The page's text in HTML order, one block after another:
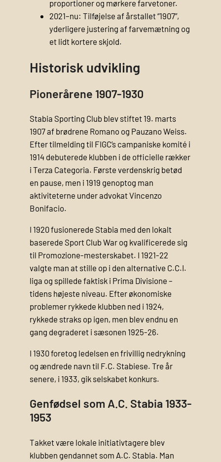
proportioner og mørkere farvetoner.
2021–nu: Tilføjelse af årstallet “1907”,
yderligere justering af farvemætning og
et lidt kortere skjold.
Historisk udvikling
Pionerårene 1907-1930
Stabia Sporting Club blev stiftet 19. marts
1907 af brødrene Romano og Pauzano Weiss.
Efter tilmelding til FIGC’s campaniske komité i
1914 debuterede klubben i de officielle rækker
i Terza Categoria. Første verdenskrig betød
en pause, men i 1919 genoptog man
aktiviteterne under advokat Vincenzo
Bonifacio.
I 1920 fusionerede Stabia med den lokalt
baserede Sport Club War og kvalificerede sig
til Promozione-mesterskabet. I 1921-22
valgte man at stille op i den alternative C.C.I.
liga og spillede faktisk i Prima Divisione –
tidens højeste niveau. Efter økonomiske
problemer rykkede klubben ned i 1924,
rykkede straks op igen, men blev endnu en
gang degraderet i sæsonen 1925-26.
I 1930 foretog ledelsen en frivillig nedrykning
og ændrede navn til F.C. Stabiese. Tre år
senere, i 1933, gik selskabet konkurs.
Genfødsel som A.C. Stabia 1933-
1953
Takket være lokale initiativtagere blev
klubben gendannet som A.C. Stabia. Man